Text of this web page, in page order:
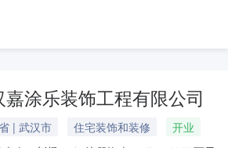
嘉涂乐装饰工程有限公司
| 武汉市 住宅装饰和装修
开业